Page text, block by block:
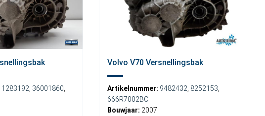
1283192 36001860
Volvo V70 Versnellingsbak
Artikelnummer: 9482432 8252153
666R7002BC
Bouwjaar: 2007